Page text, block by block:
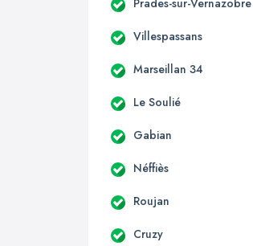
Villespassans
Marseillan 34
Le Soulié
Gabian
Néffiès
Roujan
Cruzy